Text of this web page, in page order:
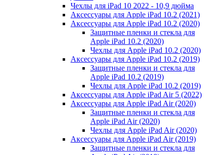
Чехлы для iPad 10 2022 - 10,9 дюйма
Аксессуары для Apple iPad 10.2 (2021)
Аксессуары для Apple iPad 10.2 (2020)
Защитные пленки и стекла для
Apple iPad 10.2 (2020)
Чехлы для Apple iPad 10.2 (2020)
Аксессуары для Apple iPad 10.2 (2019)
Защитные пленки и стекла для
Apple iPad 10.2 (2019)
Чехлы для Apple iPad 10.2 (2019)
Аксессуары для Apple iPad Air 5 (2022)
Аксессуары для Apple iPad Air (2020)
Защитные пленки и стекла для
Apple iPad Air (2020)
Чехлы для Apple iPad Air (2020)
Аксессуары для Apple iPad Air (2019)
Защитные пленки и стекла для